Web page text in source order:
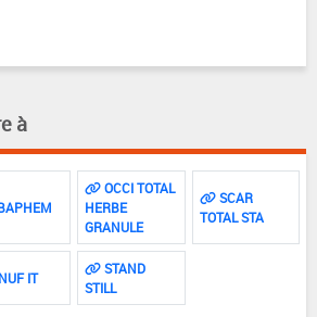
à
OCCI TOTAL
HERBE
GRANULE
SCAR
TOTAL STA
IT
STAND
STILL